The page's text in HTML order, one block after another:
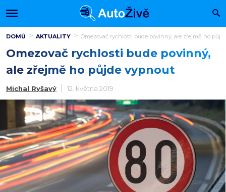
DOMŮ AKTUALITY Omezovač rychlosti bude povinný, ale zřejmě ho
Omezovač rychlosti bude povinný,
ale zřejmě ho půjde vypnout
Michal Ryšavý 12. května 2019